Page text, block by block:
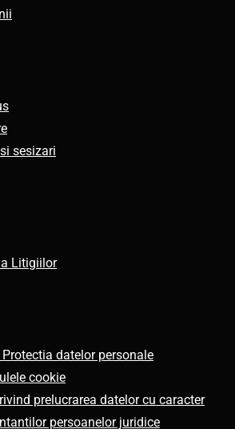
sesizari
Litigiilor
datelor personale
cookie
prelucrarea datelor cu caracter
persoanelor juridice